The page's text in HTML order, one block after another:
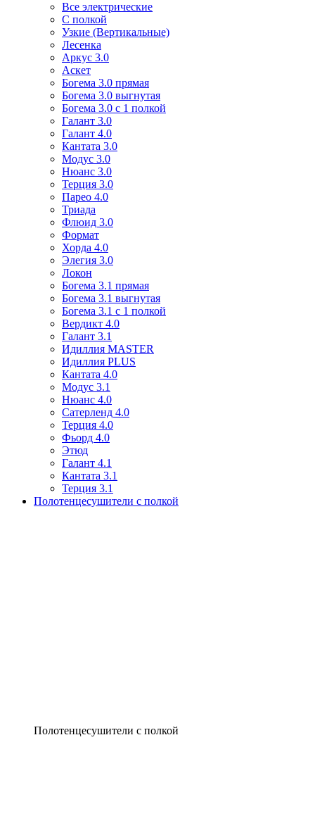
Все электрические
С полкой
Узкие (Вертикальные)
Лесенка
Аркус 3.0
Аскет
Богема 3.0 прямая
Богема 3.0 выгнутая
Богема 3.0 с 1 полкой
Галант 3.0
Галант 4.0
Кантата 3.0
Модус 3.0
Нюанс 3.0
Терция 3.0
Парео 4.0
Триада
Флюид 3.0
Формат
Хорда 4.0
Элегия 3.0
Локон
Богема 3.1 прямая
Богема 3.1 выгнутая
Богема 3.1 с 1 полкой
Вердикт 4.0
Галант 3.1
Идиллия MASTER
Идиллия PLUS
Кантата 4.0
Модус 3.1
Нюанс 4.0
Сатерленд 4.0
Терция 4.0
Фьорд 4.0
Этюд
Галант 4.1
Кантата 3.1
Терция 3.1
Полотенцесушители с полкой
Полотенцесушители с полкой